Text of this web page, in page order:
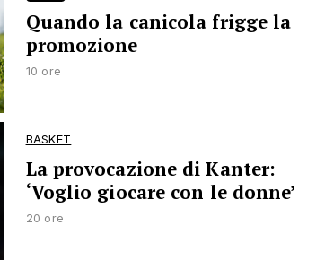
Quando la canicola frigge la
promozione
10 ore
BASKET
La provocazione di Kanter:
‘Voglio giocare con le donne’
20 ore